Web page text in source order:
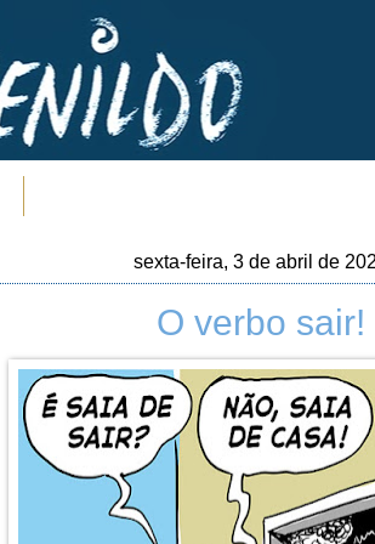
sexta-feira, 3 de abril de
O verbo sair!